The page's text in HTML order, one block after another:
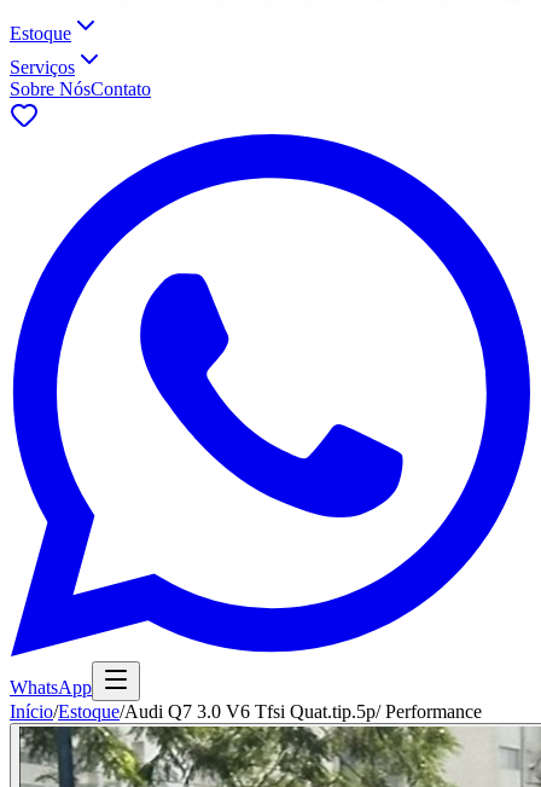
Estoque
Serviços
Sobre NósContato
WhatsApp
Início/Estoque/Audi Q7 3.0 V6 Tfsi Quat.tip.5p/ Performance